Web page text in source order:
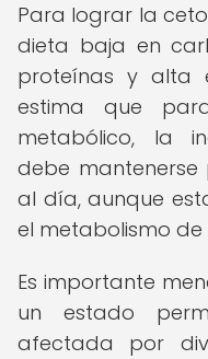
Para lograr la
dieta baja en
proteínas y alta
estima que
metabólico, la
debe
al día, aunque
el metabolismo
Es importante
un estado
afectada por